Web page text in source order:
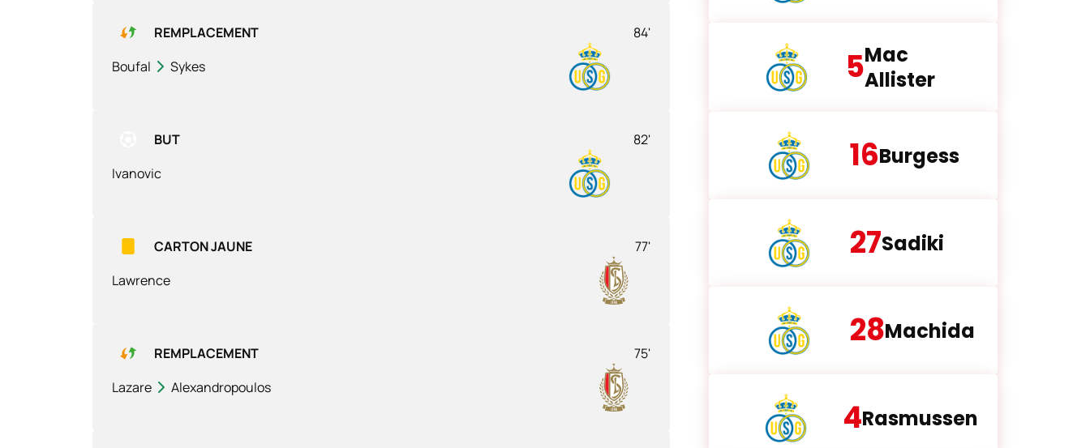
REMPLACEMENT
84'
Boufal
Sykes
BUT
82'
Ivanovic
CARTON JAUNE
77'
Lawrence
REMPLACEMENT
75'
Lazare
Alexandropoulos
5Mac
Allister
16Burgess
27Sadiki
28Machida
4Rasmussen